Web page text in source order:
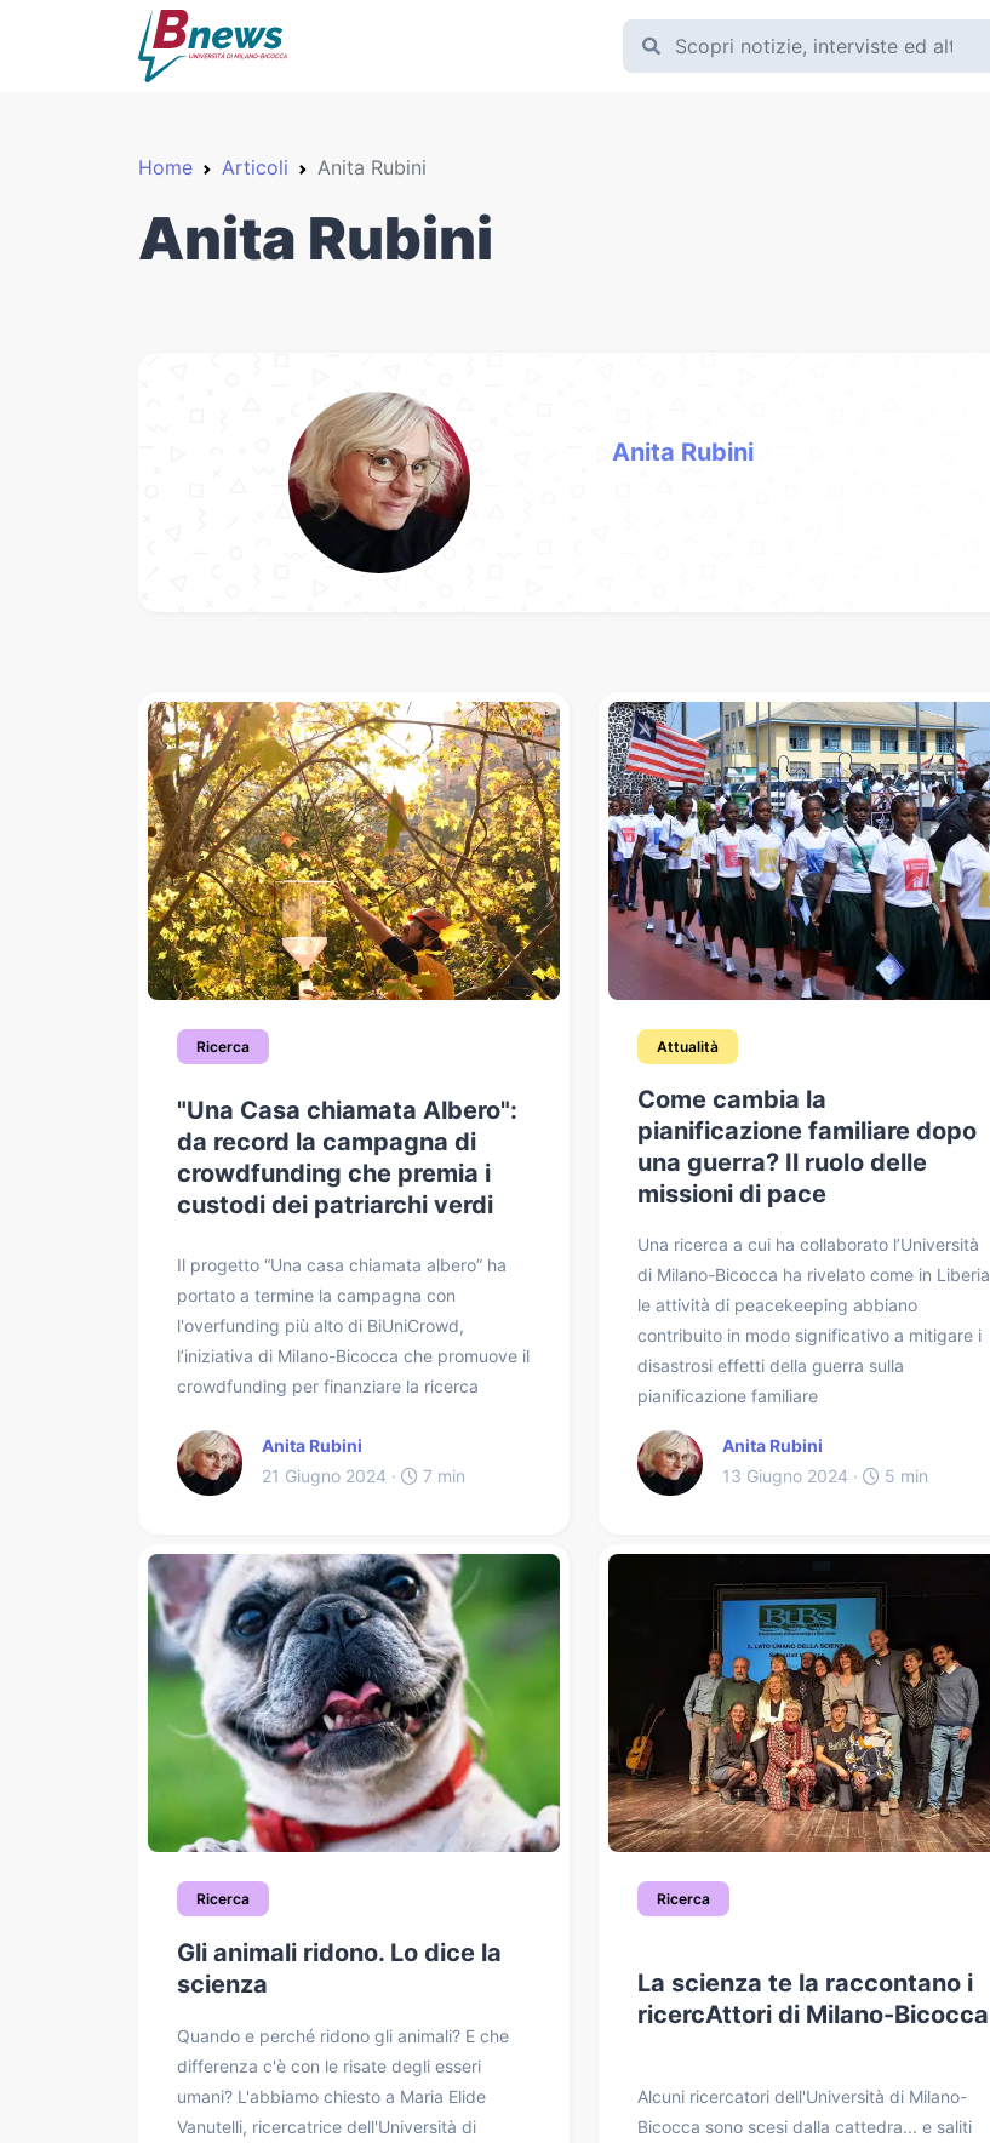
Home Articoli Anita Rubini
Anita Rubini
Anita Rubini
Ricerca
"Una Casa chiamata Albero":
da record la campagna di
crowdfunding che premia i
custodi dei patriarchi verdi
Il progetto “Una casa chiamata albero” ha
portato a termine la campagna con
l'overfunding più alto di BiUniCrowd,
l’iniziativa di Milano-Bicocca che promuove il
crowdfunding per finanziare la ricerca
Anita Rubini
21 Giugno 2024 ·
7 min
Attualità
Come cambia la
pianificazione familiare dopo
una guerra? Il ruolo delle
missioni di pace
Una ricerca a cui ha collaborato l’Università
di Milano-Bicocca ha rivelato come in Liberia
le attività di peacekeeping abbiano
contribuito in modo significativo a mitigare i
disastrosi effetti della guerra sulla
pianificazione familiare
Anita Rubini
13 Giugno 2024 ·
5 min
Ricerca
Gli animali ridono. Lo dice la
scienza
Quando e perché ridono gli animali? E che
differenza c'è con le risate degli esseri
umani? L'abbiamo chiesto a Maria Elide
Vanutelli, ricercatrice dell'Università di
Ricerca
La scienza te la raccontano i
ricercAttori di Milano-Bicocca
Alcuni ricercatori dell'Università di Milano-
Bicocca sono scesi dalla cattedra... e saliti